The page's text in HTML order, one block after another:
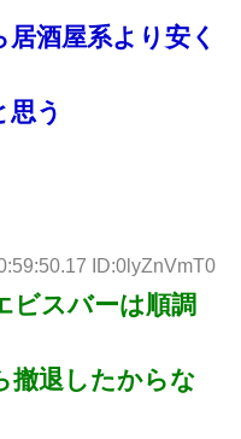
酒屋系より安く
思う
ID:0lyZnVmT0
ビスバーは順調
撤退したからな